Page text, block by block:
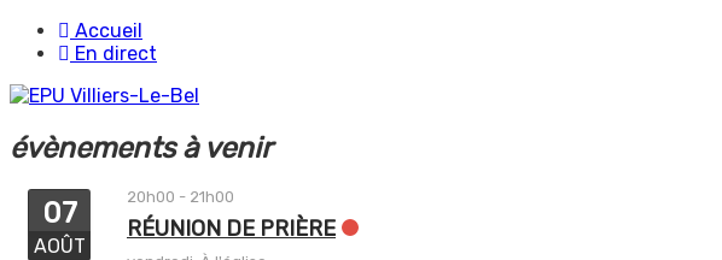
Skip
Accueil
En direct
évènements à venir
07
AOÛT
20h00 - 21h00
RÉUNION DE PRIÈRE